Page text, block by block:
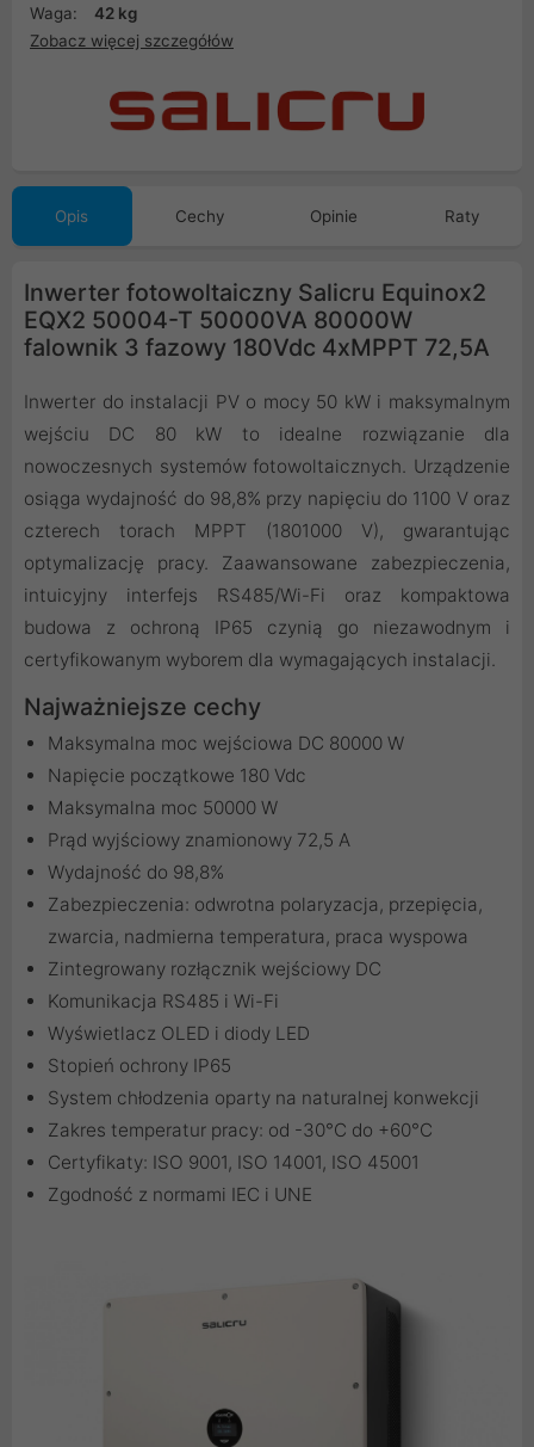
Waga:
42 kg
Zobacz więcej szczegółów
Opis Cechy Opinie Raty
Inwerter fotowoltaiczny Salicru Equinox2
EQX2 50004-T 50000VA 80000W
falownik 3 fazowy 180Vdc 4xMPPT 72,5A
Inwerter do instalacji PV o mocy 50 kW i maksymalnym
wejściu DC 80 kW to idealne rozwiązanie dla
nowoczesnych systemów fotowoltaicznych. Urządzenie
osiąga wydajność do 98,8% przy napięciu do 1100 V oraz
czterech torach MPPT (1801000 V), gwarantując
optymalizację pracy. Zaawansowane zabezpieczenia,
intuicyjny interfejs RS485/Wi-Fi oraz kompaktowa
budowa z ochroną IP65 czynią go niezawodnym i
certyfikowanym wyborem dla wymagających instalacji.
Najważniejsze cechy
Maksymalna moc wejściowa DC 80000 W
Napięcie początkowe 180 Vdc
Maksymalna moc 50000 W
Prąd wyjściowy znamionowy 72,5 A
Wydajność do 98,8%
Zabezpieczenia: odwrotna polaryzacja, przepięcia,
zwarcia, nadmierna temperatura, praca wyspowa
Zintegrowany rozłącznik wejściowy DC
Komunikacja RS485 i Wi-Fi
Wyświetlacz OLED i diody LED
Stopień ochrony IP65
System chłodzenia oparty na naturalnej konwekcji
Zakres temperatur pracy: od -30°C do +60°C
Certyfikaty: ISO 9001, ISO 14001, ISO 45001
Zgodność z normami IEC i UNE